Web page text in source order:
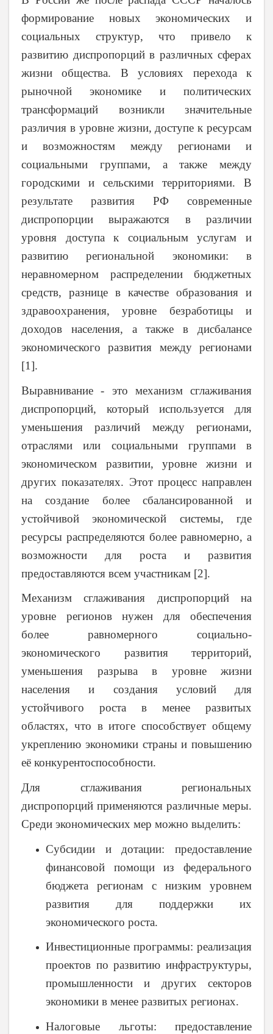
формирование новых экономических и
социальных структур, что привело к
развитию диспропорций в различных сферах
жизни общества. В условиях перехода к
рыночной экономике и политических
трансформаций возникли значительные
различия в уровне жизни, доступе к ресурсам
и возможностям между регионами и
социальными группами, а также между
городскими и сельскими территориями. В
результате развития РФ современные
диспропорции выражаются в различии
уровня доступа к социальным услугам и
развитию региональной экономики: в
неравномерном распределении бюджетных
средств, разнице в качестве образования и
здравоохранения, уровне безработицы и
доходов населения, а также в дисбалансе
экономического развития между регионами
[1].
Выравнивание - это механизм сглаживания
диспропорций, который используется для
уменьшения различий между регионами,
отраслями или социальными группами в
экономическом развитии, уровне жизни и
других показателях. Этот процесс направлен
на создание более сбалансированной и
устойчивой экономической системы, где
ресурсы распределяются более равномерно, а
возможности для роста и развития
предоставляются всем участникам [2].
Механизм сглаживания диспропорций на
уровне регионов нужен для обеспечения
более равномерного социально-
экономического развития территорий,
уменьшения разрыва в уровне жизни
населения и создания условий для
устойчивого роста в менее развитых
областях, что в итоге способствует общему
укреплению экономики страны и повышению
её конкурентоспособности.
Для сглаживания региональных
диспропорций применяются различные меры.
Среди экономических мер можно выделить:
Субсидии и дотации: предоставление
финансовой помощи из федерального
бюджета регионам с низким уровнем
развития для поддержки их
экономического роста.
Инвестиционные программы: реализация
проектов по развитию инфраструктуры,
промышленности и других секторов
экономики в менее развитых регионах.
Налоговые льготы: предоставление